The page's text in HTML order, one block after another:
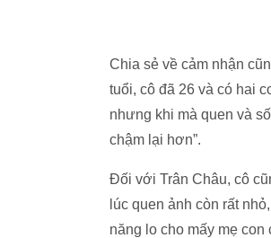
Chia sẻ về cảm nhận
tuổi, cô đã 26 và có hai
nhưng khi mà quen và
chậm lại hơn”.
Đối với Trân Châu, cô
lúc quen ảnh còn rất
năng lo cho mấy mẹ